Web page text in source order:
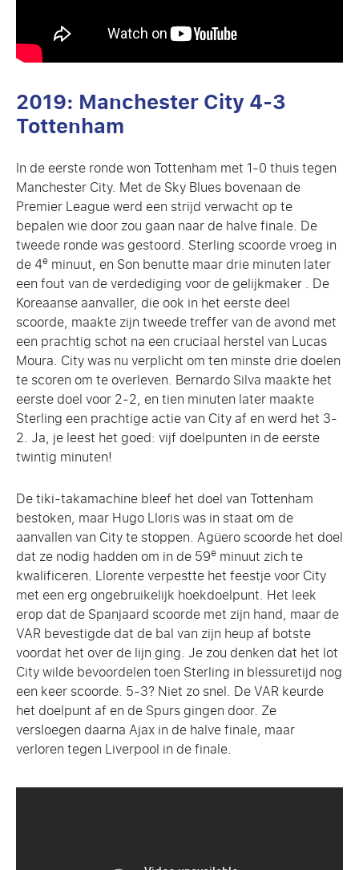
2019: Manchester City 4-3
Tottenham
In de eerste ronde won Tottenham met 1-0 thuis tegen
Manchester City. Met de Sky Blues bovenaan de
Premier League werd een strijd verwacht op te
bepalen wie door zou gaan naar de halve finale. De
tweede ronde was gestoord. Sterling scoorde vroeg in
de 4e minuut, en Son benutte maar drie minuten later
een fout van de verdediging voor de gelijkmaker . De
Koreaanse aanvaller, die ook in het eerste deel
scoorde, maakte zijn tweede treffer van de avond met
een prachtig schot na een cruciaal herstel van Lucas
Moura. City was nu verplicht om ten minste drie doelen
te scoren om te overleven. Bernardo Silva maakte het
eerste doel voor 2-2, en tien minuten later maakte
Sterling een prachtige actie van City af en werd het 3-
2. Ja, je leest het goed: vijf doelpunten in de eerste
twintig minuten!
De tiki-takamachine bleef het doel van Tottenham
bestoken, maar Hugo Lloris was in staat om de
aanvallen van City te stoppen. Agüero scoorde het doel
dat ze nodig hadden om in de 59e minuut zich te
kwalificeren. Llorente verpestte het feestje voor City
met een erg ongebruikelijk hoekdoelpunt. Het leek
erop dat de Spanjaard scoorde met zijn hand, maar de
VAR bevestigde dat de bal van zijn heup af botste
voordat het over de lijn ging. Je zou denken dat het lot
City wilde bevoordelen toen Sterling in blessuretijd nog
een keer scoorde. 5-3? Niet zo snel. De VAR keurde
het doelpunt af en de Spurs gingen door. Ze
versloegen daarna Ajax in de halve finale, maar
verloren tegen Liverpool in de finale.